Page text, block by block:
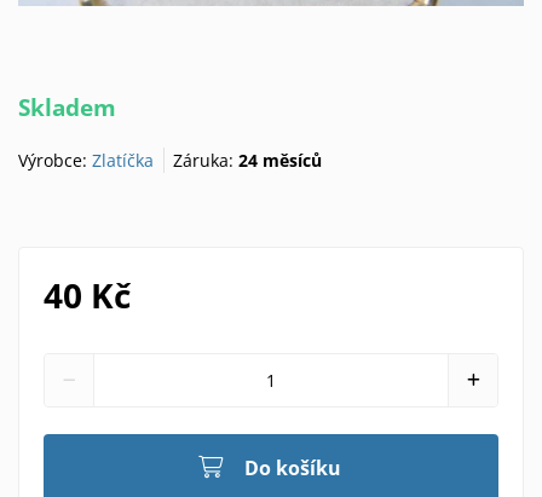
Skladem
Výrobce: Zlatíčka Záruka:24 měsíců
40 Kč
Do košíku